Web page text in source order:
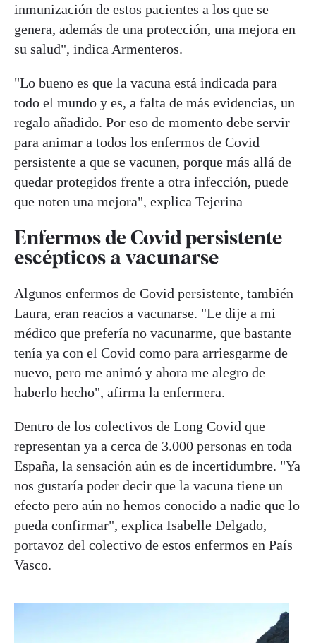
inmunización de estos pacientes a los que se
genera, además de una protección, una mejora en
su salud", indica Armenteros.
"Lo bueno es que la vacuna está indicada para
todo el mundo y es, a falta de más evidencias, un
regalo añadido. Por eso de momento debe servir
para animar a todos los enfermos de Covid
persistente a que se vacunen, porque más allá de
quedar protegidos frente a otra infección, puede
que noten una mejora", explica Tejerina
Enfermos de Covid persistente
escépticos a vacunarse
Algunos enfermos de Covid persistente, también
Laura, eran reacios a vacunarse. "Le dije a mi
médico que prefería no vacunarme, que bastante
tenía ya con el Covid como para arriesgarme de
nuevo, pero me animó y ahora me alegro de
haberlo hecho", afirma la enfermera.
Dentro de los colectivos de Long Covid que
representan ya a cerca de 3.000 personas en toda
España, la sensación aún es de incertidumbre. "Ya
nos gustaría poder decir que la vacuna tiene un
efecto pero aún no hemos conocido a nadie que lo
pueda confirmar", explica Isabelle Delgado‏,
portavoz del colectivo de estos enfermos en País
Vasco.